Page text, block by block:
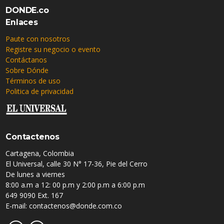
DONDE.co
Enlaces
Paute con nosotros
Registre su negocio o evento
Contáctanos
Sobre Dónde
Términos de uso
Politica de privacidad
Contactenos
Cartagena, Colombia
El Universal, calle 30 N° 17-36, Pie del Cerro
De lunes a viernes
8:00 a.m a 12: 00 p.m y 2:00 p.m a 6:00 p.m
649 9090 Ext. 167
E-mail: contactenos@donde.com.co